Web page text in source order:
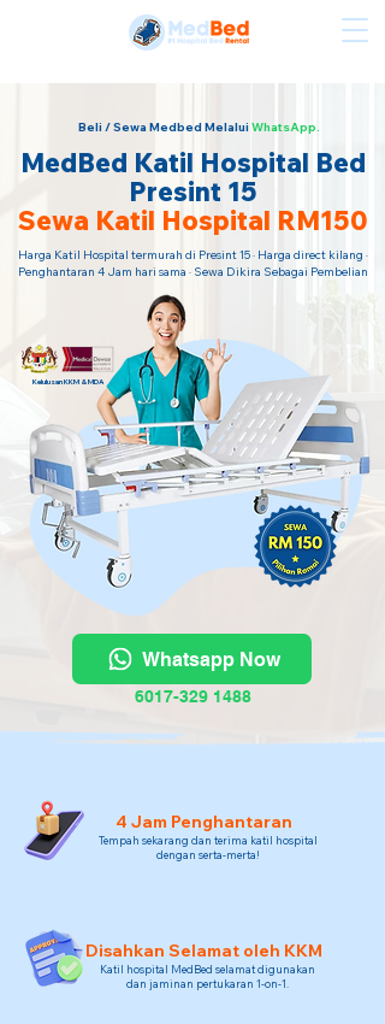
Beli / Sewa Medbed MelaluiWhatsApp.
MedBed Katil Hospital Bed
Presint 15
Sewa Katil Hospital RM150
Harga Katil Hospital termurah di Presint 15 · Harga direct kilang ·
Penghantaran 4 Jam hari sama · Sewa Dikira Sebagai Pembelian
Kelulusan KKM & MDA
Whatsapp Now
6017-329 1488
4 Jam Penghantaran
Tempah sekarang dan terima katil hospital
dengan serta-merta!
Disahkan Selamat oleh KKM
Katil hospital MedBed selamat digunakan
dan jaminan pertukaran 1-on-1.